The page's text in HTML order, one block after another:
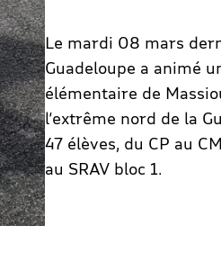
Le mardi 08 mars
Guadeloupe a animé
élémentaire de
l’extrême nord de la
47 élèves, du CP au
au SRAV bloc 1.